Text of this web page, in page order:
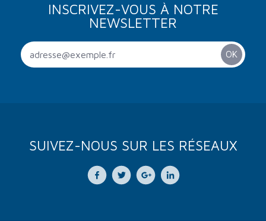
INSCRIVEZ-VOUS À NOTRE
NEWSLETTER
SUIVEZ-NOUS SUR LES RÉSEAUX